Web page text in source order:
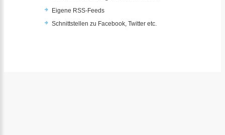
Eigene RSS-Feeds
Schnittstellen zu Facebook, Twitter etc.